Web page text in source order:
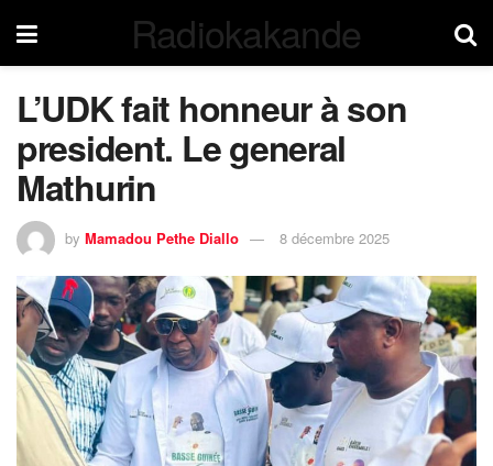
Radiokakande
L’UDK fait honneur à son
president. Le general
Mathurin
by Mamadou Pethe Diallo 8 décembre 2025